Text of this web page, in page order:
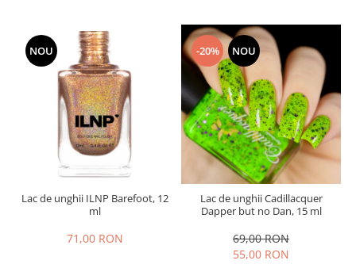
NOU
Lac de unghii ILNP Barefoot, 12
ml
71,00 RON
-20% NOU
Lac de unghii Cadillacquer
Dapper but no Dan, 15 ml
69,00 RON
55,00 RON